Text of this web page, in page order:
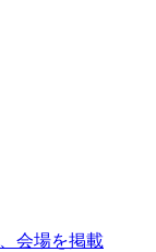
会場を掲載